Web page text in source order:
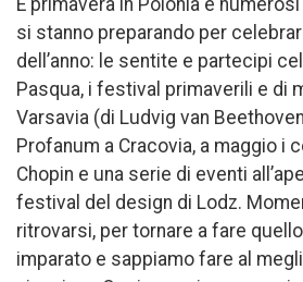
si stanno preparando per
dell’anno: le sentite e partecipi
Pasqua, i festival primaverili e di
Varsavia (di Ludvig van
Profanum a Cracovia, a maggio i
Chopin e una serie di eventi
festival del design di Lodz.
ritrovarsi, per tornare a fare
imparato e sappiamo fare al